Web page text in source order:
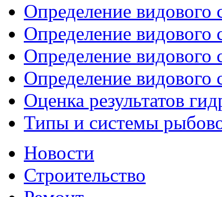
Определение видового
Определение видового
Определение видового
Определение видового
Оценка результатов
Типы и системы
Новости
Строительство